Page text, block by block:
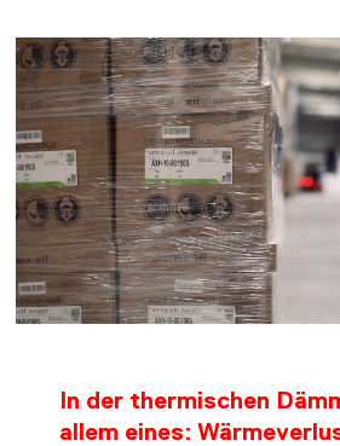
BERATUNG
KARRIERE
DOWNLOADS
KONTAKT
In der thermischen
allem eines: